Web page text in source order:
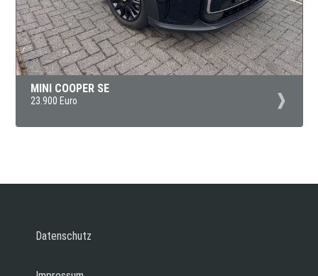
MINI COOPER SE
23.900 Euro
Datenschutz